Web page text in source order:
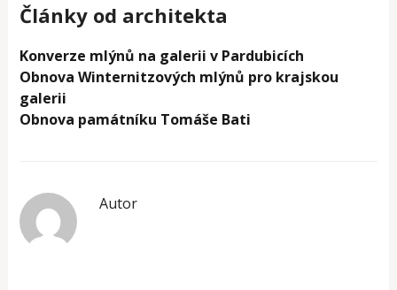
Články od architekta
Konverze mlýnů na galerii v Pardubicích
Obnova Winternitzových mlýnů pro krajskou
galerii
Obnova památníku Tomáše Bati
Autor